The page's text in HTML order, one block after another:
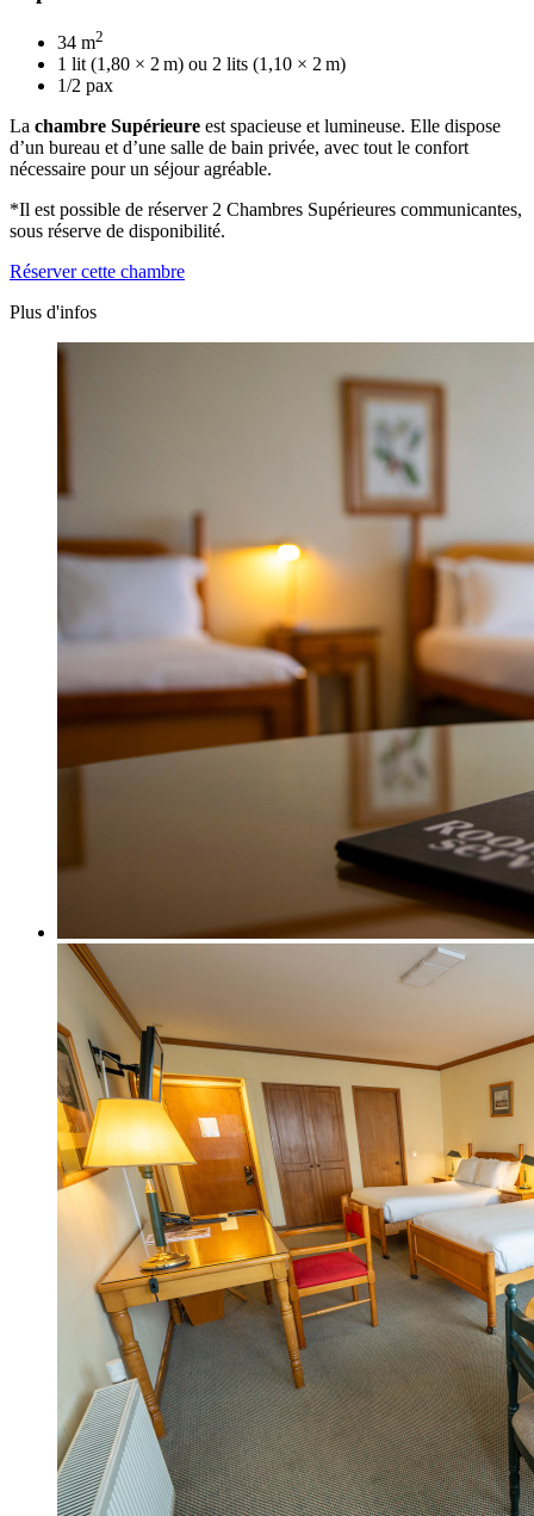
34 m2
1 lit (1,80 × 2 m) ou 2 lits (1,10 × 2 m)
1/2 pax
La chambre Supérieure est spacieuse et lumineuse. Elle dispose
d’un bureau et d’une salle de bain privée, avec tout le confort
nécessaire pour un séjour agréable.
*Il est possible de réserver 2 Chambres Supérieures communicantes,
sous réserve de disponibilité.
Réserver cette chambre
Plus d'infos